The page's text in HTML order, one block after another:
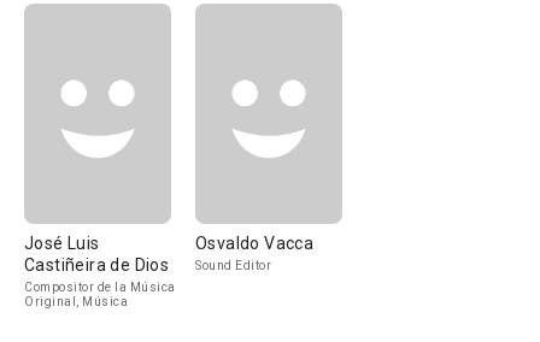
José Luis
Castiñeira de Dios
Compositor de la Música
Original, Música
Osvaldo Vacca
Sound Editor